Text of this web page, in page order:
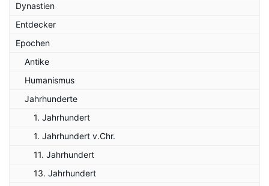
Dynastien
Entdecker
Epochen
Antike
Humanismus
Jahrhunderte
1. Jahrhundert
1. Jahrhundert v.Chr.
11. Jahrhundert
13. Jahrhundert